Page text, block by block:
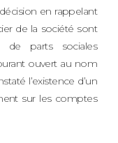
en rappelant
de la société sont
de parts sociales
ouvert au nom
l’existence d’un
sur les comptes